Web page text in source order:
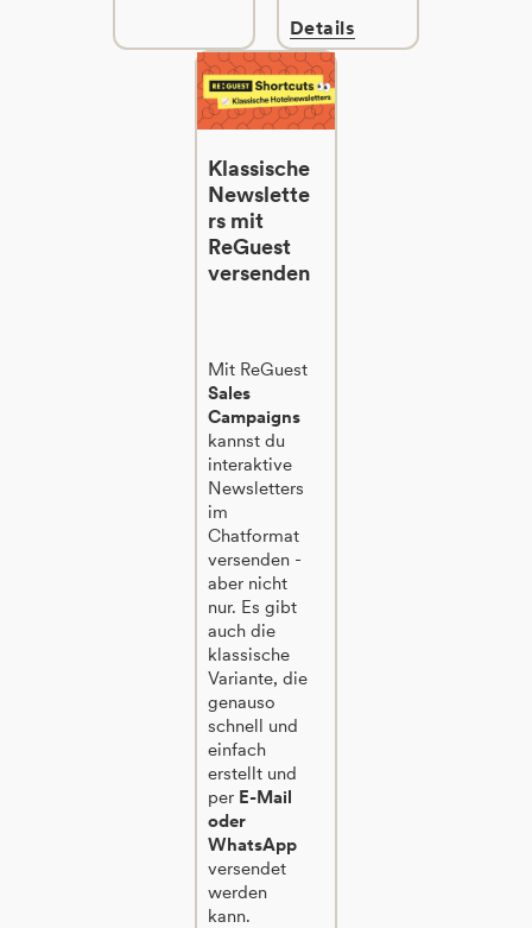
Details
Klassische
Newslette
rs mit
ReGuest
versenden
Mit ReGuest
Sales
Campaigns
kannst du
interaktive
Newsletters
im
Chatformat
versenden -
aber nicht
nur. Es gibt
auch die
klassische
Variante, die
genauso
schnell und
einfach
erstellt und
per E-Mail
oder
WhatsApp
versendet
werden
kann.